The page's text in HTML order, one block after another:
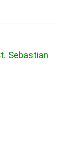
Sebastian